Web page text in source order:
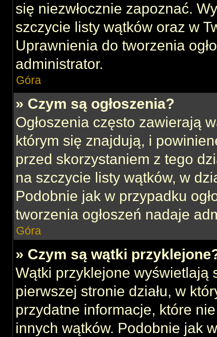
się niezwłocznie zapoznać.
szczycie listy wątków oraz w
Uprawnienia do tworzenia
administrator.
Góra
» Czym są ogłoszenia?
Ogłoszenia często zawierają
którym się znajdują, i
przed skorzystaniem z tego
na szczycie listy wątków, w
Podobnie jak w przypadku
tworzenia ogłoszeń nadaje
Góra
» Czym są wątki
Wątki przyklejone wyświetlają
pierwszej stronie działu, w
przydatne informacje, które
innych wątków. Podobnie jak